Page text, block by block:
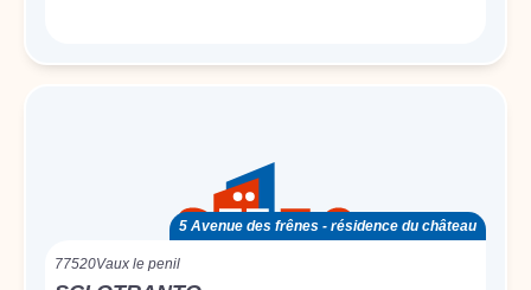
5 Avenue des frênes - résidence du château
77520Vaux le penil